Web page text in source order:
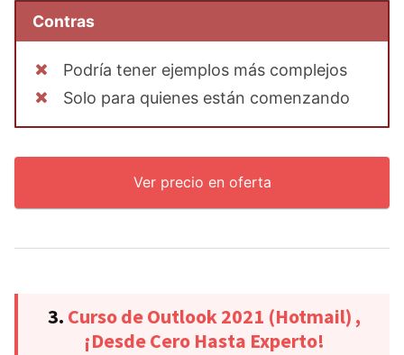
Contras
Podría tener ejemplos más complejos
Solo para quienes están comenzando
Ver precio en oferta
3. Curso de Outlook 2021 (Hotmail) ,
¡Desde Cero Hasta Experto!